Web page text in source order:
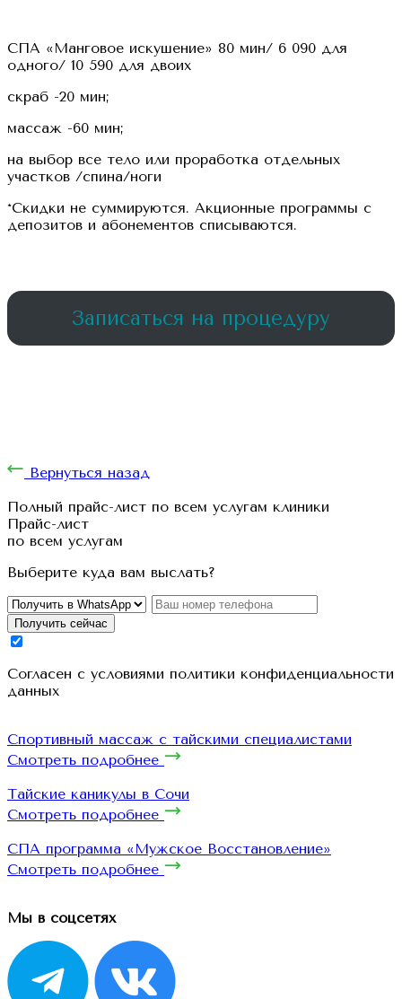
СПА «Манговое искушение» 80 мин/ 6 090 для
одного/ 10 590 для двоих
скраб -20 мин;
массаж -60 мин;
на выбор все тело или проработка отдельных
участков /спина/ноги
*Скидки не суммируются. Акционные программы с
депозитов и абонементов списываются.
Записаться на процедуру
Вернуться назад
Полный прайс-лист по всем услугам клиники
Прайс-лист
по всем услугам
Выберите куда вам выслать?
Получить сейчас
Cогласен с условиями политики конфиденциальности
данных
Спортивный массаж с тайскими специалистами
Смотреть подробнее
Тайские каникулы в Сочи
Смотреть подробнее
СПА программа «Мужское Восстановление»
Смотреть подробнее
Мы в соцсетях